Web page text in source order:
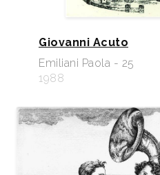
Giovanni Acuto
Emiliani Paola - 25
1988